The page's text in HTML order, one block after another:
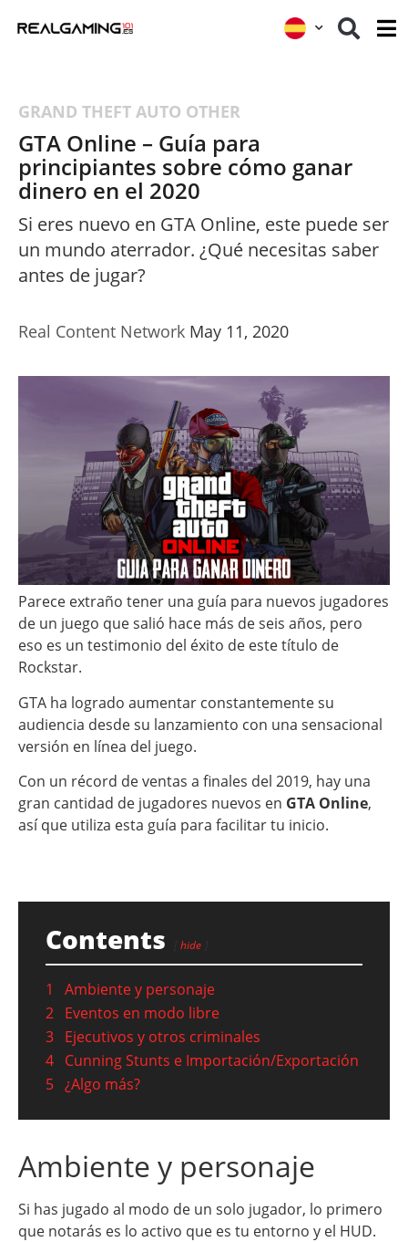
GRAND THEFT AUTO OTHER
GTA Online – Guía para
principiantes sobre cómo ganar
dinero en el 2020
Si eres nuevo en GTA Online, este puede ser
un mundo aterrador. ¿Qué necesitas saber
antes de jugar?
Real Content Network May 11, 2020
Parece extraño tener una guía para nuevos jugadores
de un juego que salió hace más de seis años, pero
eso es un testimonio del éxito de este título de
Rockstar.
GTA ha logrado aumentar constantemente su
audiencia desde su lanzamiento con una sensacional
versión en línea del juego.
Con un récord de ventas a finales del 2019, hay una
gran cantidad de jugadores nuevos en GTA Online,
así que utiliza esta guía para facilitar tu inicio.
Contents hide
1
Ambiente y personaje
2 Eventos en modo libre
3 Ejecutivos y otros criminales
4 Cunning Stunts e Importación/Exportación
5 ¿Algo más?
Ambiente y personaje
Si has jugado al modo de un solo jugador, lo primero
que notarás es lo activo que es tu entorno y el HUD.